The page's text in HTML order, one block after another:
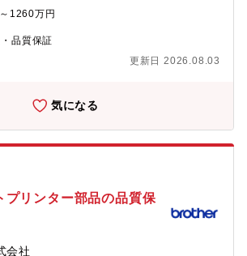
キャリア形成が可能な環境が整っています。
高い技術力、そして成長分野への積極的な投
力・設備立上（条件出し～量産安定化）に必
活用含む）・IE（インダストリアルエンジニ
た生産性改善手法・車載用ガスセンサおよび
生産技術2部【職場の雰囲気】製造現場の近
質の確立・顧客監査対応【担当製品／勤務
・薄膜基板、粉末成型部品、モジュール製
ナ）等／土岐工場（岐阜）、山の田工場（愛
等／直江津工場・春日山工場（新潟）※適性
をお任せする可能性があります。【この仕事
品数や顧客の広がりに伴い、現状よりも更な
品質保証体制の強化に貢献いただくことがで
1260万円
品質保証
更新日 2026.08.03
気になる
プリンター部品の品質保
会社